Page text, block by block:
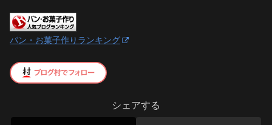
パン・お菓子作りランキング
シェアする